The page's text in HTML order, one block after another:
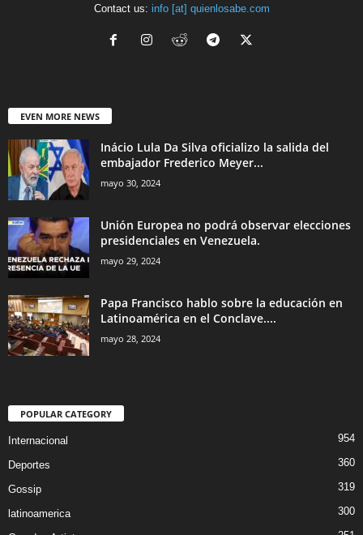
Contact us: info [at] quienlosabe.com
EVEN MORE NEWS
Inácio Lula Da Silva oficializo la salida del
embajador Frederico Meyer...
mayo 30, 2024
Unión Europea no podrá observar elecciones
presidenciales en Venezuela.
mayo 29, 2024
Papa Francisco hablo sobre la educación en
Latinoamérica en el Conclave....
mayo 28, 2024
POPULAR CATEGORY
Internacional 954
Deportes 360
Gossip 319
latinoamerica 300